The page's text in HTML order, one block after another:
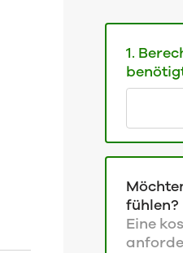
1.
fühlen?
Eine